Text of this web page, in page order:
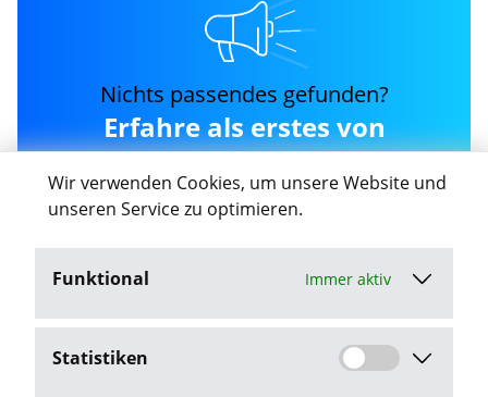
Wir verwenden Cookies, um unsere Website und
unseren Service zu optimieren.
Funktional Immer aktiv
Statistiken
Nichts passendes gefunden?
Erfahre als erstes von
neuen medici-vermittlung
Jobs in Berlin